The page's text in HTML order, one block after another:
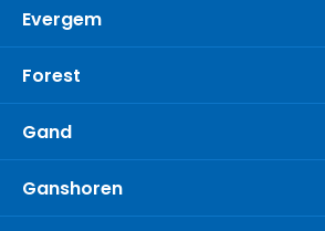
Evergem
Forest
Gand
Ganshoren